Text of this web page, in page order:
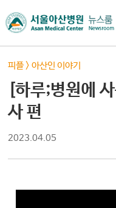
피플>아산인 이야기
[하루;병원에
사 편
2023.04.05